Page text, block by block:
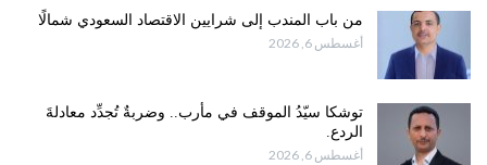
من باب المندب إلى شرايين الاقتصاد السعودي شمالًا
أغسطس 6, 2026
توشكا سيّدُ الموقف في مأرب.. وضربةٌ تُجدِّد معادلةَ
الردع.
أغسطس 6, 2026